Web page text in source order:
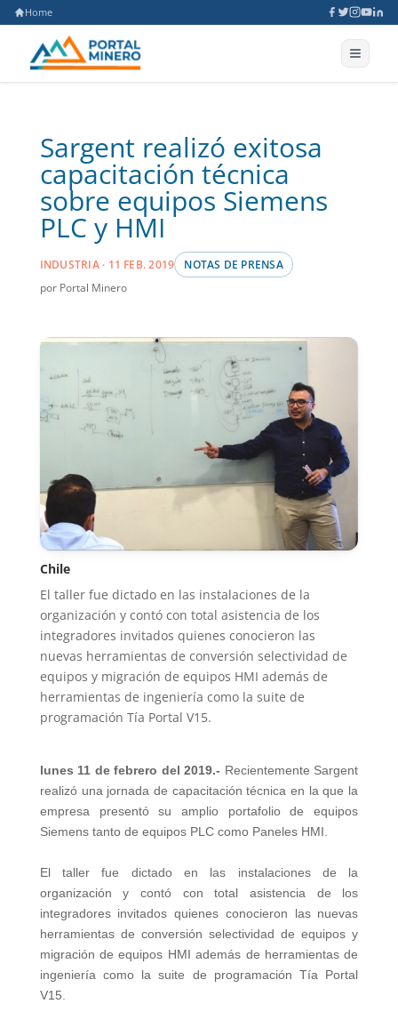
Home
Sargent realizó exitosa
capacitación técnica
sobre equipos Siemens
PLC y HMI
INDUSTRIA · 11 FEB. 2019 NOTAS DE PRENSA
por Portal Minero
Chile
El taller fue dictado en las instalaciones de la
organización y contó con total asistencia de los
integradores invitados quienes conocieron las
nuevas herramientas de conversión selectividad de
equipos y migración de equipos HMI además de
herramientas de ingeniería como la suite de
programación Tía Portal V15.
lunes 11 de febrero del 2019.- Recientemente Sargent
realizó una jornada de capacitación técnica en la que la
empresa presentó su amplio portafolio de equipos
Siemens tanto de equipos PLC como Paneles HMI.
El taller fue dictado en las instalaciones de la
organización y contó con total asistencia de los
integradores invitados quienes conocieron las nuevas
herramientas de conversión selectividad de equipos y
migración de equipos HMI además de herramientas de
ingeniería como la suite de programación Tía Portal
V15.